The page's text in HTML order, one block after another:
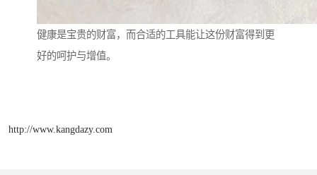
健康是宝贵的财富，而合适的工具能让这份财富得到更
好的呵护与增值。
http://www.kangdazy.com